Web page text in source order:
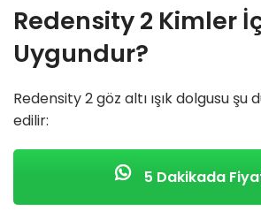
Redensity 2 Kimler
Uygundur?
Redensity 2 göz altı ışık dolgusu
edilir:
5 Dakikada